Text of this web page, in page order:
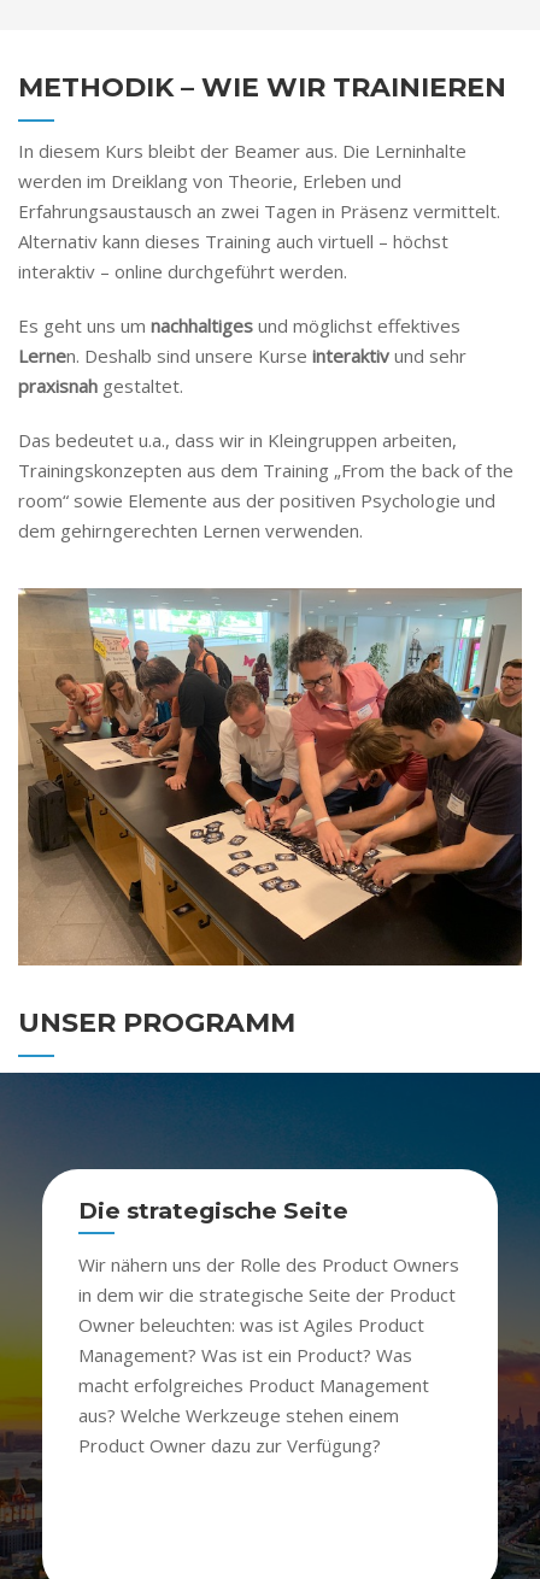
METHODIK – WIE WIR TRAINIEREN
In diesem Kurs bleibt der Beamer aus. Die Lerninhalte
werden im Dreiklang von Theorie, Erleben und
Erfahrungsaustausch an zwei Tagen in Präsenz vermittelt.
Alternativ kann dieses Training auch virtuell – höchst
interaktiv – online durchgeführt werden.
Es geht uns um nachhaltiges und möglichst effektives
Lernen. Deshalb sind unsere Kurse interaktiv und sehr
praxisnah gestaltet.
Das bedeutet u.a., dass wir in Kleingruppen arbeiten,
Trainingskonzepten aus dem Training „From the back of the
room“ sowie Elemente aus der positiven Psychologie und
dem gehirngerechten Lernen verwenden.
UNSER PROGRAMM
Die strategische Seite
Wir nähern uns der Rolle des Product Owners
in dem wir die strategische Seite der Product
Owner beleuchten: was ist Agiles Product
Management? Was ist ein Product? Was
macht erfolgreiches Product Management
aus? Welche Werkzeuge stehen einem
Product Owner dazu zur Verfügung?